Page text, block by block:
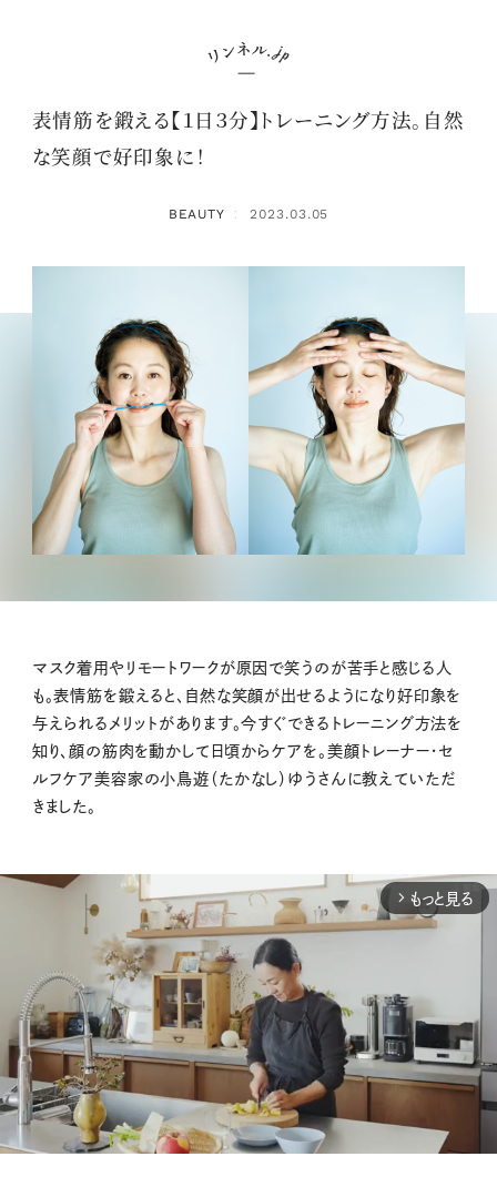
表情筋を鍛える【１日３分】トレーニング方法。自然
な笑顔で好印象に！
BEAUTY ： 2023.03.05
マスク着用やリモートワークが原因で笑うのが苦手と感じる人
も。表情筋を鍛えると、自然な笑顔が出せるようになり好印象を
与えられるメリットがあります。今すぐできるトレーニング方法を
知り、顔の筋肉を動かして日頃からケアを。美顔トレーナー・セ
ルフケア美容家の小鳥遊（たかなし）ゆうさんに教えていただ
きました。
arrow_forward_ios もっと見る